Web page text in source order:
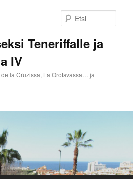
Teneriffalle ja
IV
la Cruzissa, La Orotavassa… ja